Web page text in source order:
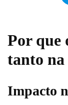
Por que
tanto na
Impacto